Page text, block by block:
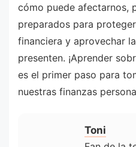
cómo puede afectarnos,
preparados para
financiera y aprovechar
presenten. ¡Aprender
es el primer paso para
nuestras finanzas
Toni